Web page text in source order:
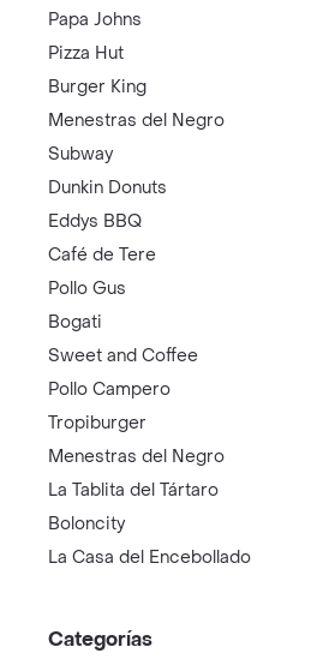
Papa Johns
Pizza Hut
Burger King
Menestras del Negro
Subway
Dunkin Donuts
Eddys BBQ
Café de Tere
Pollo Gus
Bogati
Sweet and Coffee
Pollo Campero
Tropiburger
Menestras del Negro
La Tablita del Tártaro
Boloncity
La Casa del Encebollado
Categorías